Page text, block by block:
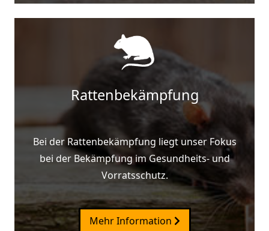
Rattenbekämpfung
Bei der Rattenbekämpfung liegt unser Fokus
bei der Bekämpfung im Gesundheits- und
Vorratsschutz.
Mehr Information